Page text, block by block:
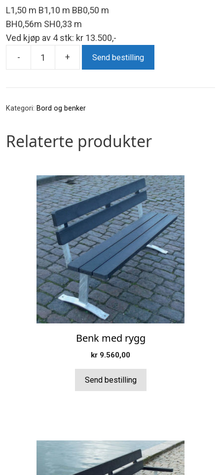
L1,50 m B1,10 m BB0,50 m
BH0,56m SH0,33 m
Ved kjøp av 4 stk: kr 13.500,-
-
Junior
med
hjul
+ Send bestilling
Kategori: Bord og benker
Relaterte produkter
Benk med rygg
kr 9.560,00
Send bestilling